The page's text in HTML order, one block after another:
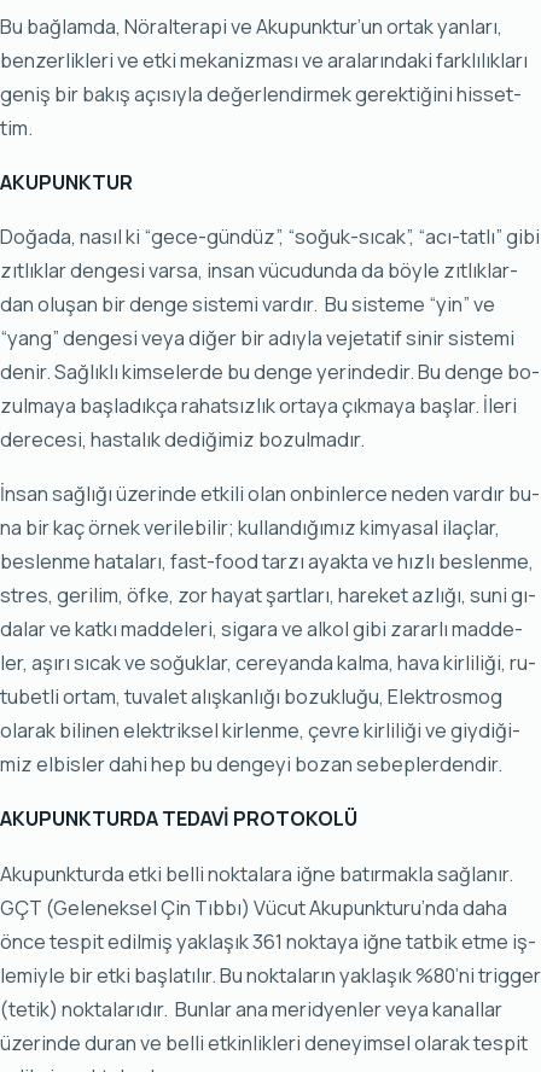
Bu bağ­lam­da, Nö­ral­te­ra­pi ve Aku­punk­tur’un or­tak yan­la­rı,
ben­zer­lik­le­ri ve et­ki me­ka­niz­ma­sı ve ara­la­rın­da­ki fark­lı­lık­la­rı
ge­niş bir ba­kış açı­sıy­la de­ğer­len­dir­mek ge­rek­ti­ği­ni his­set­
tim.
AKU­PUNK­TUR
Do­ğa­da, na­sıl ki “ge­ce-gün­düz”, “so­ğuk-sı­cak”, “acı-tat­lı” gi­bi
zıt­lık­lar den­ge­si var­sa, in­san vü­cu­dun­da da böy­le zıt­lık­lar­
dan olu­şan bir den­ge sis­te­mi var­dır. Bu sis­te­me “yin” ve
“yang” den­ge­si ve­ya di­ğer bir adıy­la ve­je­ta­tif si­nir sis­te­mi
de­nir. Sağ­lık­lı kim­se­ler­de bu den­ge ye­rin­de­dir. Bu den­ge bo­
zul­ma­ya baş­la­dık­ça ra­hat­sız­lık or­ta­ya çık­ma­ya baş­lar. İle­ri
de­re­ce­si, has­ta­lık de­di­ği­miz bo­zul­ma­dır.
İn­san sağ­lı­ğı üze­rin­de et­ki­li olan on­bin­ler­ce ne­den var­dır bu­
na bir kaç ör­nek ve­ri­le­bi­lir; kul­lan­dı­ğı­mız kim­ya­sal ilaç­lar,
bes­len­me ha­ta­la­rı, fast-fo­od tar­zı ayak­ta ve hız­lı bes­len­me,
stres, ge­ri­lim, öf­ke, zor ha­yat şart­la­rı, ha­re­ket az­lı­ğı, su­ni gı­
da­lar ve kat­kı mad­de­le­ri, si­ga­ra ve al­kol gi­bi za­rar­lı mad­de­
ler, aşı­rı sı­cak ve so­ğuk­lar, ce­re­yan­da kal­ma, ha­va kir­li­li­ği, ru­
tu­bet­li or­tam, tu­va­let alış­kan­lı­ğı bo­zuk­lu­ğu, Elek­tros­mog
ola­rak bi­li­nen elek­trik­sel kir­len­me, çev­re kir­li­li­ği ve giy­di­ği­
miz el­bis­ler da­hi hep bu den­ge­yi bo­zan se­bep­ler­den­dir.
AKU­PUNK­TUR­DA TE­DA­Vİ PRO­TO­KO­LÜ
Aku­punk­tur­da et­ki bel­li nok­ta­la­ra iğ­ne ba­tır­mak­la sağ­la­nır.
GÇT (Ge­le­nek­sel Çin Tıb­bı) Vü­cut Aku­punk­tu­ru’nda da­ha
ön­ce tes­pit edil­miş yak­la­şık 361 nok­ta­ya iğ­ne tat­bik et­me iş­
le­miy­le bir et­ki baş­la­tı­lır. Bu nok­ta­la­rın yak­la­şık %80’ni trig­ger
(te­tik) nok­ta­la­rı­dır. Bun­lar ana me­rid­yen­ler ve­ya ka­nal­lar
üze­rin­de du­ran ve bel­li et­kin­lik­le­ri de­ne­yim­sel ola­rak tes­pit